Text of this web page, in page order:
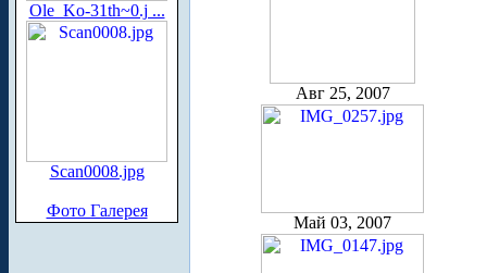
Ole_Ko-31th~0.j ...
Scan0008.jpg
Фото Галерея
Авг 25, 2007
Май 03, 2007